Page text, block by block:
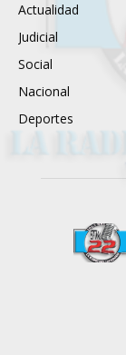
Actualidad
Judicial
Social
Nacional
Deportes